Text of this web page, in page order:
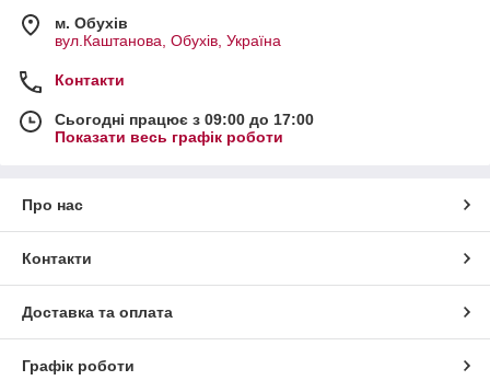
м. Обухів
вул.Каштанова, Обухів, Україна
Контакти
Сьогодні працює з 09:00 до 17:00
Показати весь графік роботи
Про нас
Контакти
Доставка та оплата
Графік роботи